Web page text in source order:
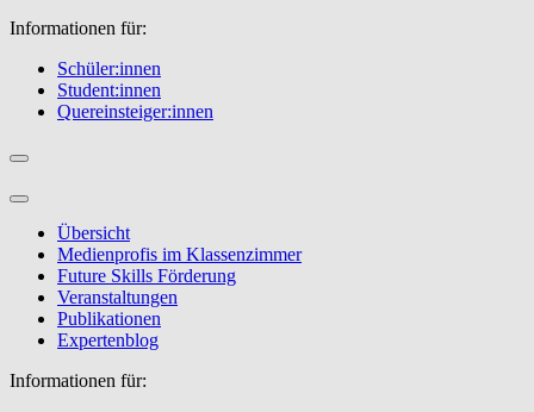
Informationen für:
Schüler:innen
Student:innen
Quereinsteiger:innen
Übersicht
Medienprofis im Klassenzimmer
Future Skills Förderung
Veranstaltungen
Publikationen
Expertenblog
Informationen für: